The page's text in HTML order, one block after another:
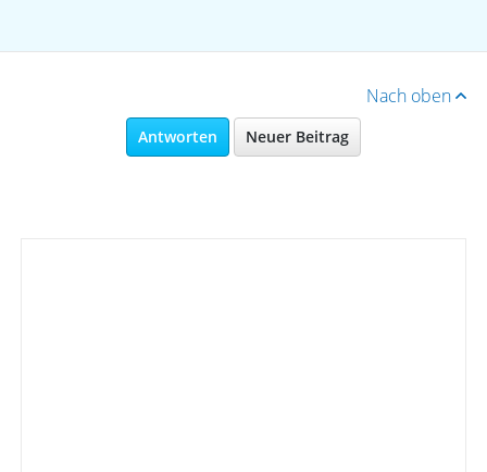
Nach oben
Antworten Neuer Beitrag